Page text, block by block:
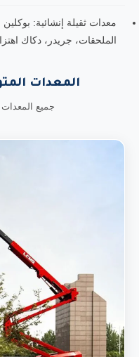
معدات ثقيلة إنشائية:
الملحقات، جريدر، دكاك
المعدات
جميع